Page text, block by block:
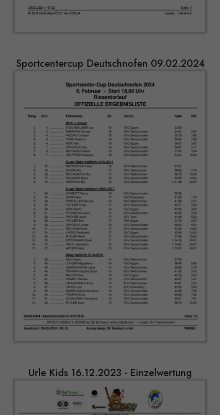
Sportcentercup Deutschnofen 09.02.2024
Urle Kids 16.12.2023 - Einzelwertung